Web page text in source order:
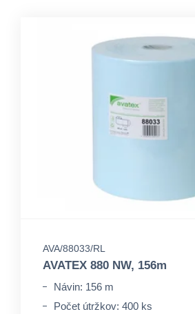
AVA/88033/RL
AVATEX 880 NW, 156m
Návin: 156 m
Počet útržkov: 400 ks